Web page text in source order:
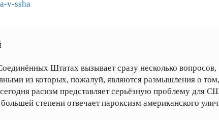
v-ssha
Штатах вызывает сразу несколько вопросов,
из которых, пожалуй, являются размышления о том,
расизм представляет серьёзную проблему для
степени отвечает пароксизм американского